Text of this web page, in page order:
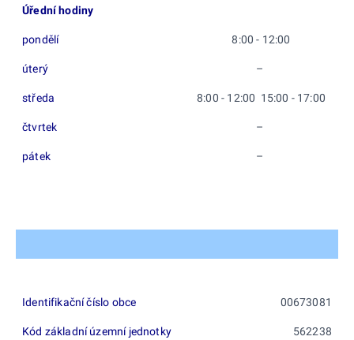
Úřední hodiny
pondělí 8:00 - 12:00
úterý –
středa 8:00 - 12:00 15:00 - 17:00
čtvrtek –
pátek –
Identifikační číslo obce 00673081
Kód základní územní jednotky 562238